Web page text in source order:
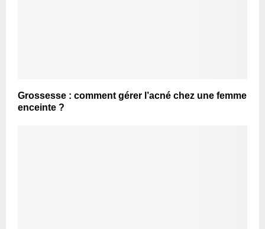
Grossesse : comment gérer l’acné chez une femme
enceinte ?